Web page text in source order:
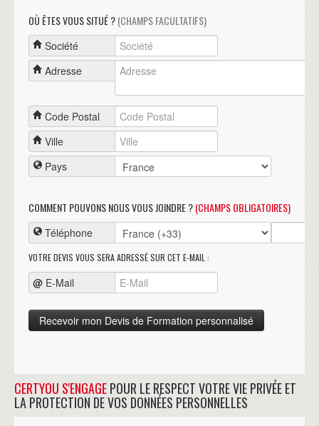
OÙ ÊTES VOUS SITUÉ ?(CHAMPS FACULTATIFS)
Société
Adresse
Code Postal
Ville
Pays
COMMENT POUVONS NOUS VOUS JOINDRE ?(CHAMPS OBLIGATOIRES)
Téléphone
VOTRE DEVIS VOUS SERA ADRESSÉ SUR CET E-MAIL :
@ E-Mail
CERTYOU S'ENGAGEPOUR LE RESPECT VOTRE VIE PRIVÉE ET
LA PROTECTION DE VOS DONNÉES PERSONNELLES